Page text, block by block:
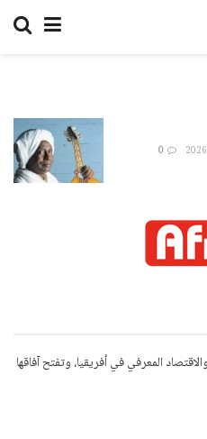
المعرفي في أفريقيا، وتفتح آفاقها